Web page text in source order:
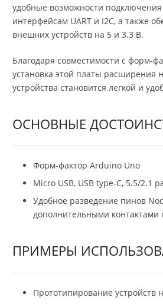
удобные возможности
интерфейсам UART и I2C, а также
внешних устройств на 5 и 3.3 В.
Благодаря совместимости с форм-
установка этой платы расширения
устройства становится легкой и
ОСНОВНЫЕ
Форм-фактор Arduino Uno
Micro USB, USB type-C, 5.5/2.1
Удобное разведение пинов
дополнительными контактами
ПРИМЕРЫ
Прототипирование устройств